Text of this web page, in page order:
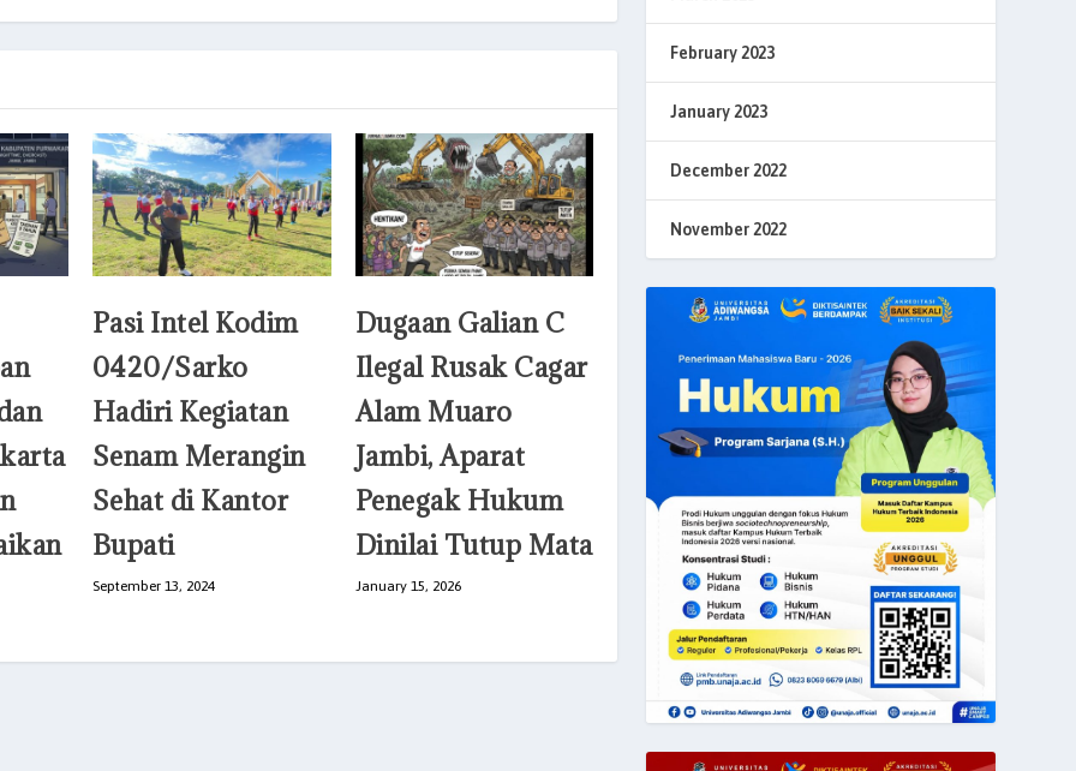
Pasi Intel Kodim
0420/Sarko
Hadiri Kegiatan
Senam Merangin
Sehat di Kantor
Bupati
September 13, 2024
Dugaan Galian C
Ilegal Rusak Cagar
Alam Muaro
Jambi, Aparat
Penegak Hukum
Dinilai Tutup Mata
January 15, 2026
February 2023
January 2023
December 2022
November 2022